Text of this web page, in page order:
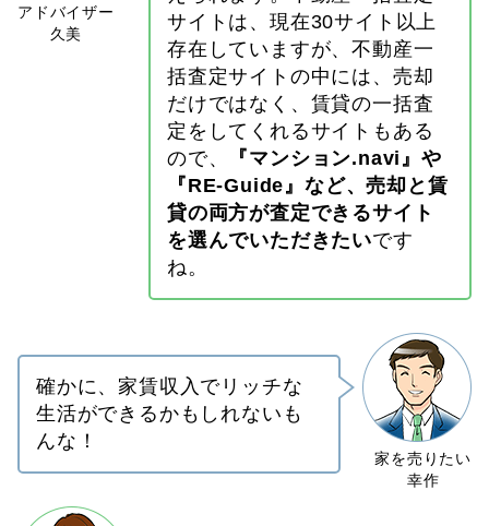
サイトは、現在30サイト以上
存在していますが、不動産一
括査定サイトの中には、売却
だけではなく、賃貸の一括査
定をしてくれるサイトもある
ので、
『マンション.navi』や
『RE-Guide』など、売却と賃
貸の両方が査定できるサイト
を選んでいただきたいです
ね。
確かに、家賃収入でリッチな
生活ができるかもしれないも
んな！